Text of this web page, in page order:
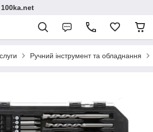
100ka.net
Ручний інструмент та обладнання